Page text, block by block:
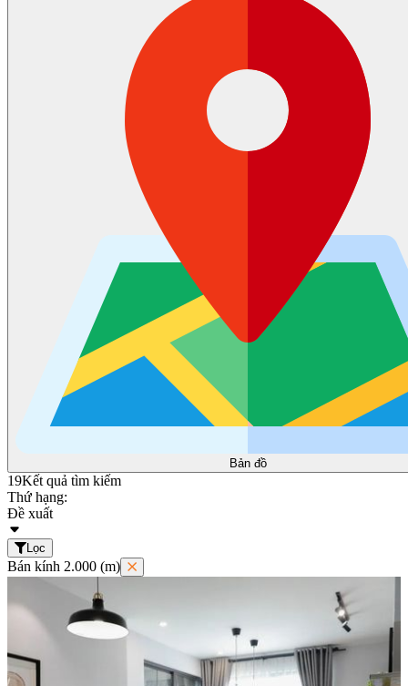
Bản đồ
19Kết quả tìm kiếm
Thứ hạng:
Đề xuất
Lọc
Bán kính 2.000 (m)